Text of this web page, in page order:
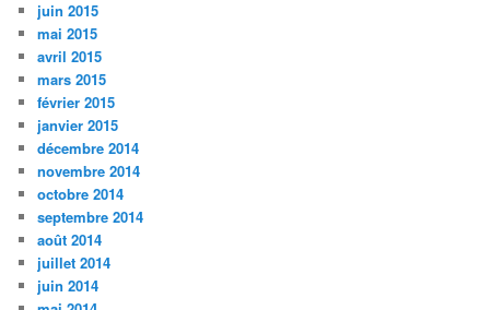
juin 2015
mai 2015
avril 2015
mars 2015
février 2015
janvier 2015
décembre 2014
novembre 2014
octobre 2014
septembre 2014
août 2014
juillet 2014
juin 2014